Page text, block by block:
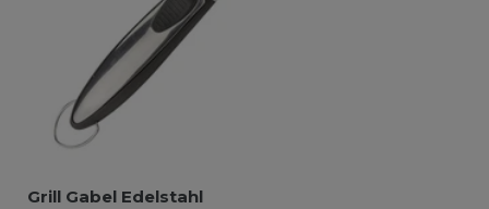
Grill Gabel Edelstahl